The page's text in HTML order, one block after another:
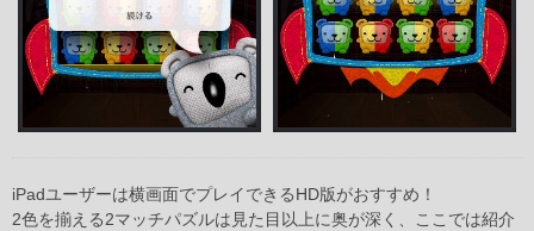
iPadユーザーは横画面でプレイできるHD版がおすすめ！
2色を揃える2マッチパズルは見た目以上に奥が深く、ここでは紹介